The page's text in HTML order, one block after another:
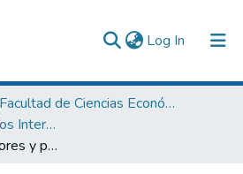
Log In (current)
Facultad de Ciencias Económicas y Administrativas
Economía y Negocios Internacionales
Análisis de los factores y participación laboral femenina en Chimbote ? 2021